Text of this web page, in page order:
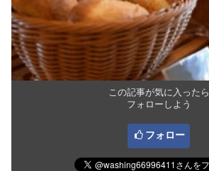
この記事が気に入ったら
フォローしよう
フォロー